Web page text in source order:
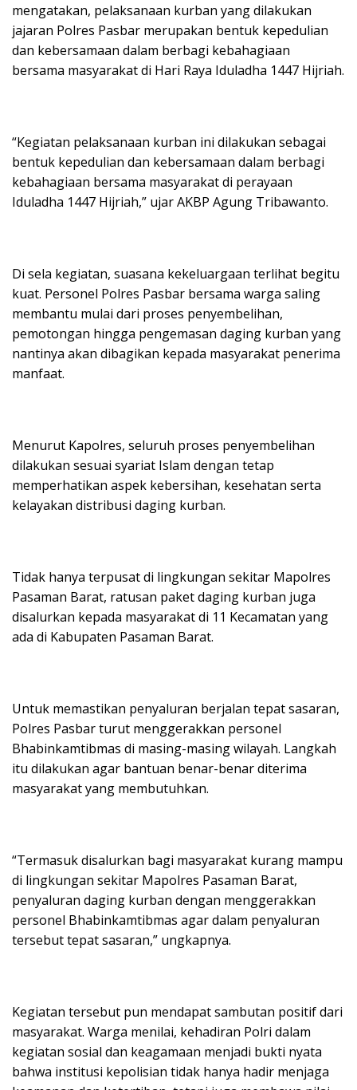
mengatakan, pelaksanaan kurban yang dilakukan
jajaran Polres Pasbar merupakan bentuk kepedulian
dan kebersamaan dalam berbagi kebahagiaan
bersama masyarakat di Hari Raya Iduladha 1447 Hijriah.
“Kegiatan pelaksanaan kurban ini dilakukan sebagai
bentuk kepedulian dan kebersamaan dalam berbagi
kebahagiaan bersama masyarakat di perayaan
Iduladha 1447 Hijriah,” ujar AKBP Agung Tribawanto.
Di sela kegiatan, suasana kekeluargaan terlihat begitu
kuat. Personel Polres Pasbar bersama warga saling
membantu mulai dari proses penyembelihan,
pemotongan hingga pengemasan daging kurban yang
nantinya akan dibagikan kepada masyarakat penerima
manfaat.
Menurut Kapolres, seluruh proses penyembelihan
dilakukan sesuai syariat Islam dengan tetap
memperhatikan aspek kebersihan, kesehatan serta
kelayakan distribusi daging kurban.
Tidak hanya terpusat di lingkungan sekitar Mapolres
Pasaman Barat, ratusan paket daging kurban juga
disalurkan kepada masyarakat di 11 Kecamatan yang
ada di Kabupaten Pasaman Barat.
Untuk memastikan penyaluran berjalan tepat sasaran,
Polres Pasbar turut menggerakkan personel
Bhabinkamtibmas di masing-masing wilayah. Langkah
itu dilakukan agar bantuan benar-benar diterima
masyarakat yang membutuhkan.
“Termasuk disalurkan bagi masyarakat kurang mampu
di lingkungan sekitar Mapolres Pasaman Barat,
penyaluran daging kurban dengan menggerakkan
personel Bhabinkamtibmas agar dalam penyaluran
tersebut tepat sasaran,” ungkapnya.
Kegiatan tersebut pun mendapat sambutan positif dari
masyarakat. Warga menilai, kehadiran Polri dalam
kegiatan sosial dan keagamaan menjadi bukti nyata
bahwa institusi kepolisian tidak hanya hadir menjaga